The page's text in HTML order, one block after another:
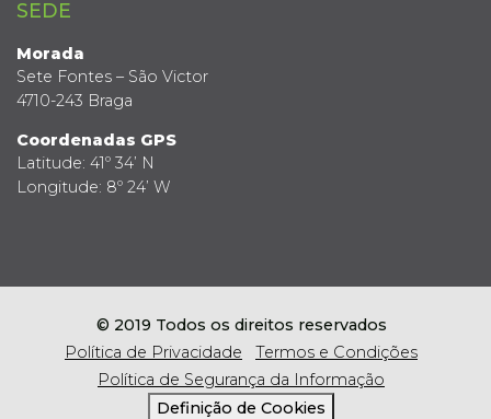
SEDE
Morada
Sete Fontes – São Victor
4710-243 Braga
Coordenadas GPS
Latitude: 41º 34’ N
Longitude: 8º 24’ W
© 2019 Todos os direitos reservados
Política de Privacidade
Termos e Condições
Política de Segurança da Informação
Definição de Cookies